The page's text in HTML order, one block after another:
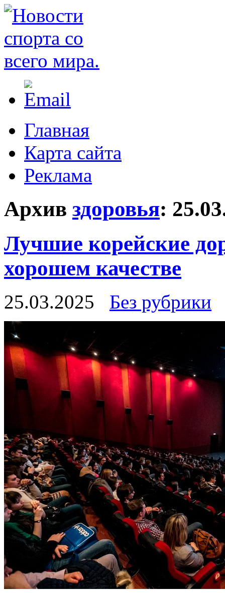
Главная
Карта сайта
Реклама
Архив здоровья:
Лучшие корейские
хорошем качестве
25.03.2025 Без рубрики